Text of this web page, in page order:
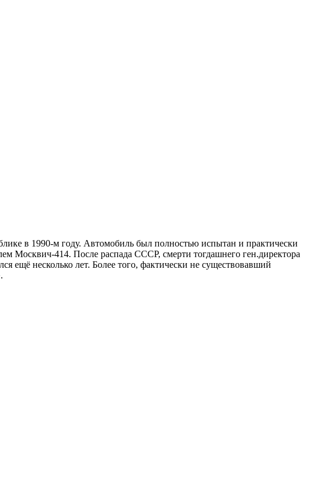
в 1990-м году. Автомобиль был полностью испытан и практически
Москвич-414. После распада СССР, смерти тогдашнего ген.директора
несколько лет. Более того, фактически не существовавший